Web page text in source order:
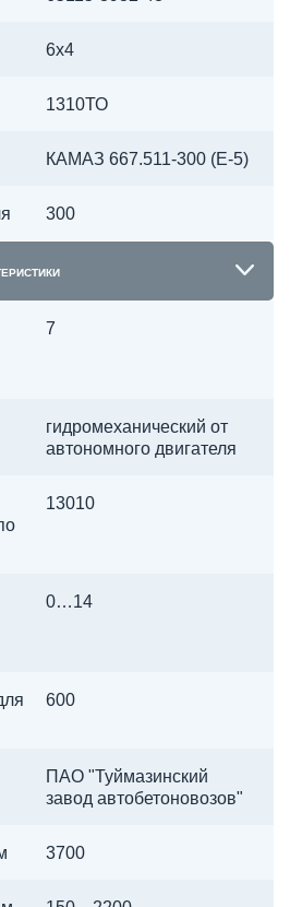
6х4
1310ТО
КАМАЗ 667.511-300 (Е-5)
300
7
гидромеханический от
автономного двигателя
13010
0…14
600
ПАО "Туймазинский
завод автобетоновозов"
3700